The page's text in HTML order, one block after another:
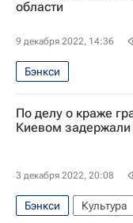
Выставки
области
9 декабря 2022, 14:36
Бэнкси
Специальная
Киевская область
По делу о краже
Киевом
3 декабря 2022, 20:08
Бэнкси Культура